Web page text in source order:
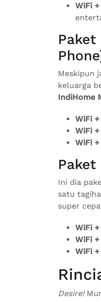
WiFi
Meskipun
keluarga
IndiHome
WiFi
WiFi
WiFi
Paket
Ini dia
satu
super
WiFi
WiFi
WiFi
Desire!